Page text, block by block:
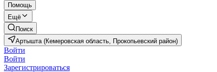
Помощь
Ещё
Поиск
Артышта (Кемеровская область, Прокопьевский район)
Войти
Войти
Зарегистрироваться